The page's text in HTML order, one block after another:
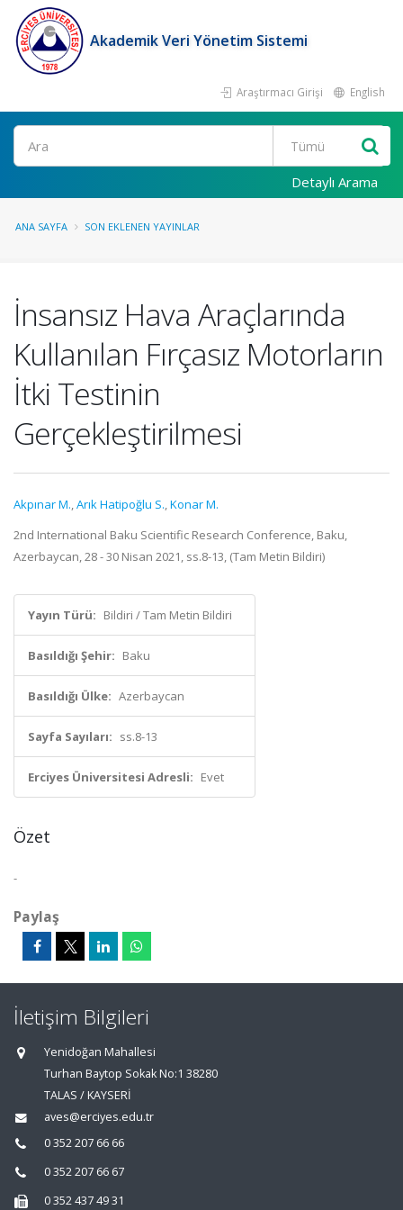
Akademik Veri Yönetim Sistemi
Araştırmacı Girişi English
Ara
Detaylı Arama
ANA SAYFA SON EKLENEN YAYINLAR
İnsansız Hava Araçlarında
Kullanılan Fırçasız Motorların
İtki Testinin
Gerçekleştirilmesi
Akpınar M.,Arık Hatipoğlu S.,Konar M.
2nd International Baku Scientific Research Conference, Baku,
Azerbaycan, 28 - 30 Nisan 2021, ss.8-13, (Tam Metin Bildiri)
Yayın Türü: Bildiri / Tam Metin Bildiri
Basıldığı Şehir: Baku
Basıldığı Ülke: Azerbaycan
Sayfa Sayıları: ss.8-13
Erciyes Üniversitesi Adresli: Evet
Özet
-
Paylaş
İletişim Bilgileri
Yenidoğan Mahallesi
Turhan Baytop Sokak No:1 38280
TALAS / KAYSERİ
aves@erciyes.edu.tr
0 352 207 66 66
0 352 207 66 67
0 352 437 49 31